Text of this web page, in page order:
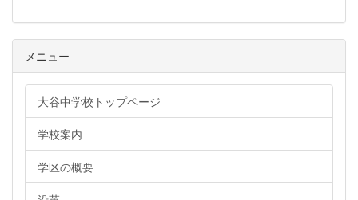
メニュー
大谷中学校トップページ
学校案内
学区の概要